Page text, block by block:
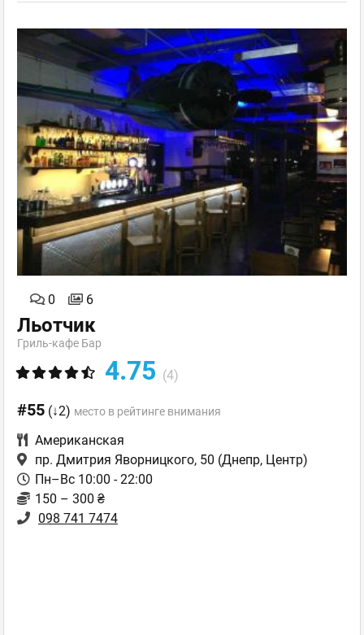
0 6
Льотчик
Гриль-кафе Бар
4.75 (4)
#55 (↓2) место в рейтинге внимания
Американская
пр. Дмитрия Яворницкого, 50 (Днепр, Центр)
Пн–Вс 10:00 - 22:00
150 – 300 ₴
098 741 7474